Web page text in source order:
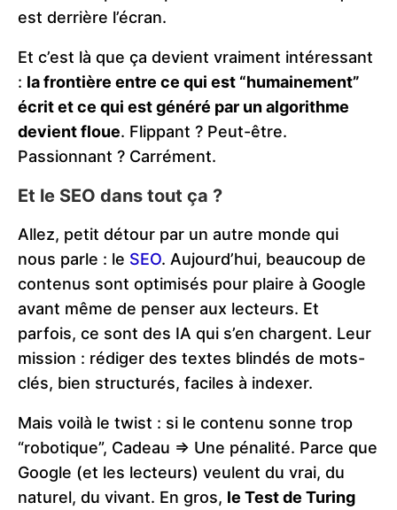
est derrière l’écran.
Et c’est là que ça devient vraiment intéressant
: la frontière entre ce qui est “humainement”
écrit et ce qui est généré par un algorithme
devient floue. Flippant ? Peut-être.
Passionnant ? Carrément.
Et le SEO dans tout ça ?
Allez, petit détour par un autre monde qui
nous parle : le SEO. Aujourd’hui, beaucoup de
contenus sont optimisés pour plaire à Google
avant même de penser aux lecteurs. Et
parfois, ce sont des IA qui s’en chargent. Leur
mission : rédiger des textes blindés de mots-
clés, bien structurés, faciles à indexer.
Mais voilà le twist : si le contenu sonne trop
“robotique”, Cadeau => Une pénalité. Parce que
Google (et les lecteurs) veulent du vrai, du
naturel, du vivant. En gros, le Test de Turing